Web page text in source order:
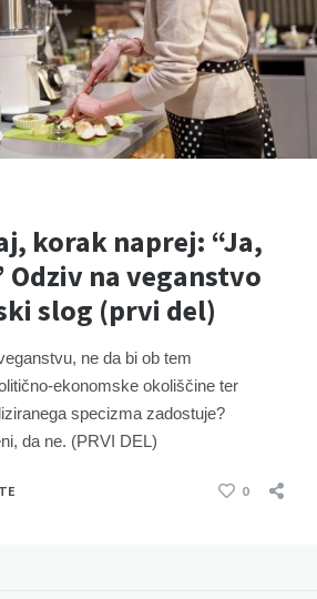
korak naprej: “Ja,
na veganstvo
slog (prvi del)
ne da bi ob tem
ekonomske okoliščine ter
specizma zadostuje?
da ne. (PRVI DEL)
0